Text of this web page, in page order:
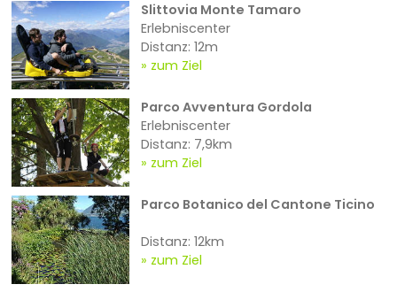
Slittovia Monte Tamaro
Erlebniscenter
Distanz: 12m
zum Ziel
Parco Avventura Gordola
Erlebniscenter
Distanz: 7,9km
zum Ziel
Parco Botanico del Cantone Ticino
Distanz: 12km
zum Ziel